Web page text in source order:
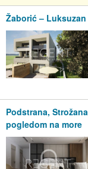
Žaborić –
Podstrana,
pogledom na more